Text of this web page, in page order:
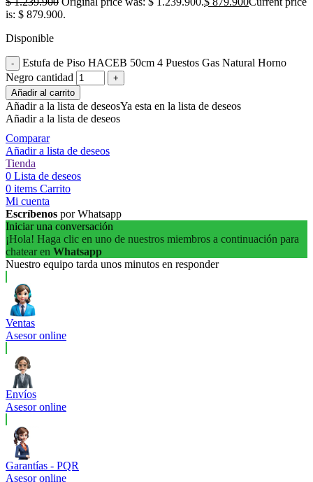
is: $ 879.900.
Disponible
Estufa de Piso HACEB 50cm 4 Puestos Gas Natural Horno
Negro cantidad
Añadir al carrito
Añadir a la lista de deseosYa esta en la lista de deseos
Añadir a la lista de deseos
Comparar
Añadir a lista de deseos
Tienda
0 Lista de deseos
0 items Carrito
Mi cuenta
Escríbenos por Whatsapp
Iniciar una conversación
¡Hola! Haga clic en uno de nuestros miembros a continuación para
chatear en Whatsapp
Nuestro equipo tarda unos minutos en responder
Ventas
Asesor online
Envíos
Asesor online
Garantías - PQR
Asesor online